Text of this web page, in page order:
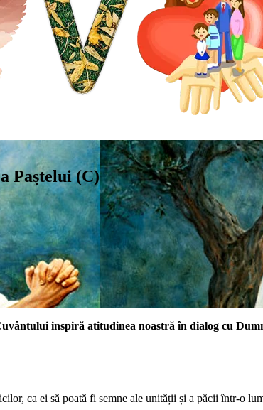
Paştelui (C)
inspiră atitudinea noastră în dialog cu
ca ei să poată fi semne ale unității și a păcii într-o